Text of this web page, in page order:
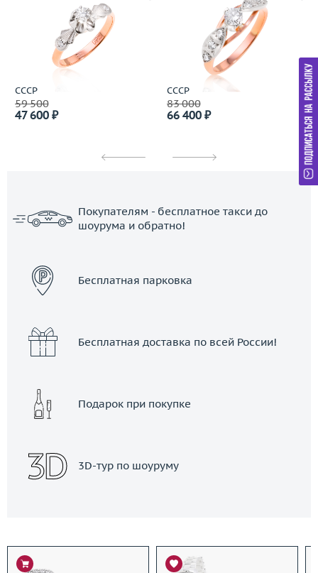
СССР
59 500
47 600 ₽
СССР
83 000
66 400 ₽
Покупателям - бесплатное такси до
шоурума и обратно!
Бесплатная парковка
Бесплатная доставка по всей России!
Подарок при покупке
3D-тур по шоуруму